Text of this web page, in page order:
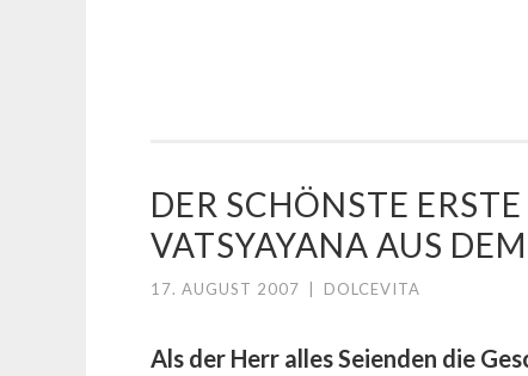
DER SCHÖNSTE
VATSYAYANA AUS
17. AUGUST 2007 DOLCEVITA
Als der Herr alles Seienden die